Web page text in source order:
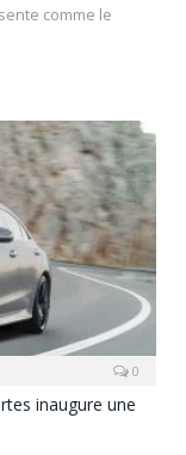
comme le
0
inaugure une